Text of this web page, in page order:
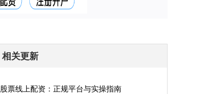
相关更新
股票线上配资：正规平台与实操指南